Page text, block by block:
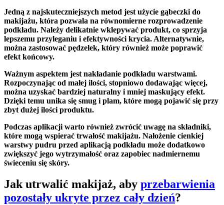
Jedną z najskuteczniejszych metod jest użycie gąbeczki do
makijażu, która pozwala na równomierne rozprowadzenie
podkładu. Należy delikatnie wklepywać produkt, co sprzyja
lepszemu przyleganiu i efektywności krycia. Alternatywnie,
można zastosować pędzelek, który również może poprawić
efekt końcowy.
Ważnym aspektem jest nakładanie podkładu warstwami.
Rozpoczynając od małej ilości, stopniowo dodawając więcej,
można uzyskać bardziej naturalny i mniej maskujący efekt.
Dzięki temu unika się smug i plam, które mogą pojawić się przy
zbyt dużej ilości produktu.
Podczas aplikacji warto również zwrócić uwagę na składniki,
które mogą wspierać trwałość makijażu. Nałożenie cienkiej
warstwy pudru przed aplikacją podkładu może dodatkowo
zwiększyć jego wytrzymałość oraz zapobiec nadmiernemu
świeceniu się skóry.
Jak utrwalić makijaż, aby przebarwienia
pozostały ukryte przez cały dzień?